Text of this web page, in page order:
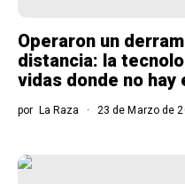
Operaron un
distancia: la
vidas donde no
por La Raza 23 de Marzo de